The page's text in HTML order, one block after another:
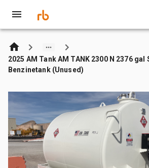
2025 AM Tank AM TANK 2300 N 2376
Benzinetank (Unused)